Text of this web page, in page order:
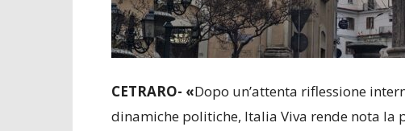
CETRARO- «Dopo un’attenta riflessione
dinamiche politiche, Italia Viva rende nota